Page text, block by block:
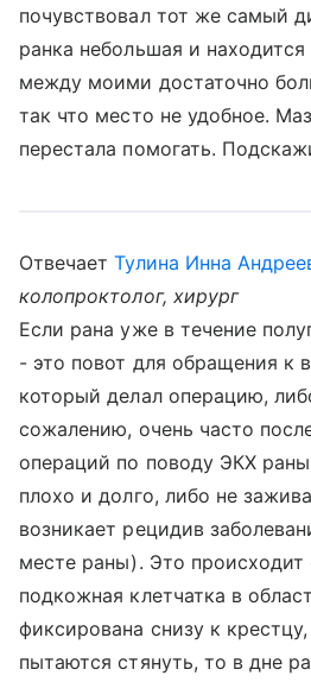
почувствовал тот же самый
ранка небольшая и
между моими достаточно
так что место не удобное.
перестала помогать.
ОтвечаетТулина Инна
колопроктолог, хирург
Если рана уже в течение
- это повот для обращения к
который делал операцию,
сожалению, очень часто
операций по поводу ЭКХ
плохо и долго, либо не
возникает рецидив
месте раны). Это происходит
подкожная клетчатка в
фиксирована снизу к
пытаются стянуть, то в дне